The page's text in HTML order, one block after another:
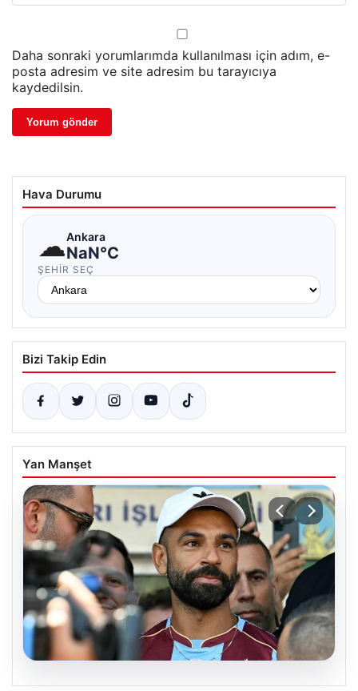
Daha sonraki yorumlarımda kullanılması için adım, e-
posta adresim ve site adresim bu tarayıcıya
kaydedilsin.
Hava Durumu
☁Ankara
NaN°C
ŞEHIR SEÇ
Bizi Takip Edin
Yan Manşet
06.08.2026